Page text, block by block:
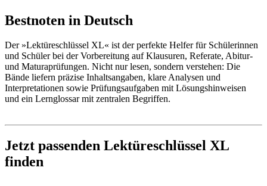
Bestnoten in Deutsch
Der »Lektüreschlüssel XL« ist der perfekte Helfer für Schülerinnen
und Schüler bei der Vorbereitung auf Klausuren, Referate, Abitur-
und Maturaprüfungen. Nicht nur lesen, sondern verstehen: Die
Bände liefern präzise Inhaltsangaben, klare Analysen und
Interpretationen sowie Prüfungsaufgaben mit Lösungshinweisen
und ein Lernglossar mit zentralen Begriffen.
Jetzt passenden Lektüreschlüssel XL
finden